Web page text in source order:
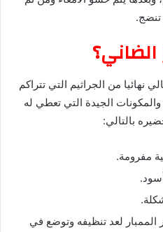
الضاني؟
نهائيا من الجراثيم التي تتراكم
الجيدة التي تعطي له
بالتالي:
مفرومة.
لعد تنظيفه وتوضع في